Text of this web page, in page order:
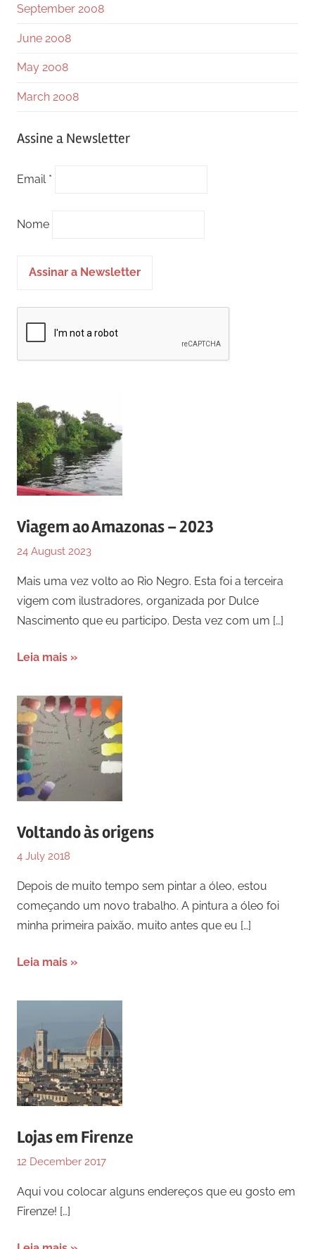
September 2008
June 2008
May 2008
March 2008
Assine a Newsletter
Email *
Nome
Viagem ao Amazonas – 2023
24 August 2023
Mais uma vez volto ao Rio Negro. Esta foi a terceira
vigem com ilustradores, organizada por Dulce
Nascimento que eu participo. Desta vez com um […]
Leia mais
Voltando às origens
4 July 2018
Depois de muito tempo sem pintar a óleo, estou
começando um novo trabalho. A pintura a óleo foi
minha primeira paixão, muito antes que eu […]
Leia mais
Lojas em Firenze
12 December 2017
Aqui vou colocar alguns endereços que eu gosto em
Firenze! […]